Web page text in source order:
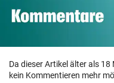
Da dieser Artikel älter als
kein Kommentieren mehr